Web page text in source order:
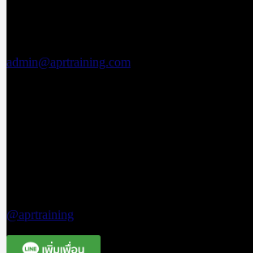
admin@aprtraining.com
@aprtraining